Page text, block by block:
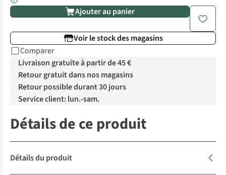
Ajouter au panier
Voir le stock des magasins
Comparer
Livraison gratuite à partir de 45 €
Retour gratuit dans nos magasins
Retour possible durant 30 jours
Service client: lun.-sam.
Détails de ce produit
Détails du produit